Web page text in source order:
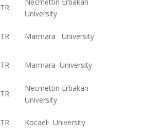
TR
University
TR Marmara University
TR Marmara University
TR
Necmettin Erbakan
University
TR Kocaeli University